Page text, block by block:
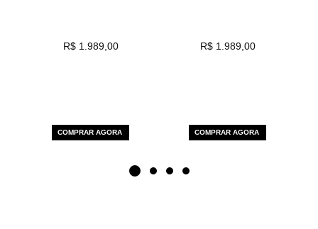
R$ 1.989,00
COMPRAR AGORA
R$ 1.989,00
COMPRAR AGORA